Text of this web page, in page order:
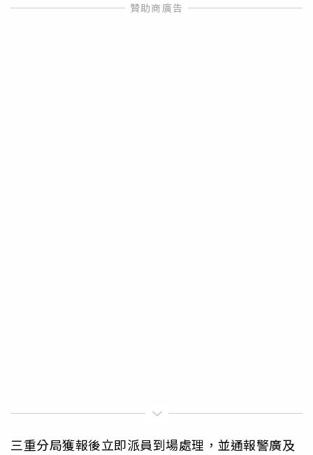
三重分局獲報後立即派員到場處理，並通報警廣及